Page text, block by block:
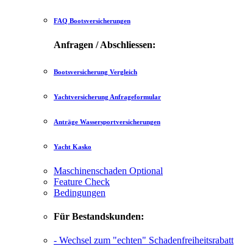
FAQ Bootsversicherungen
Anfragen / Abschliessen:
Bootsversicherung Vergleich
Yachtversicherung Anfrageformular
Anträge Wassersportversicherungen
Yacht Kasko
Maschinenschaden Optional
Feature Check
Bedingungen
Für Bestandskunden:
- Wechsel zum "echten" Schadenfreiheitsrabatt